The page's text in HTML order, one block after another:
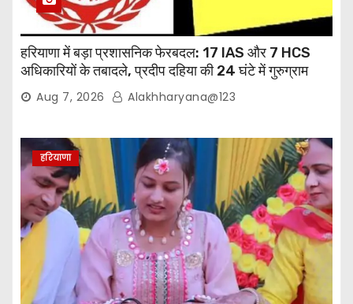
हरियाणा में बड़ा प्रशासनिक फेरबदल: 17 IAS और 7 HCS
अधिकारियों के तबादले, प्रदीप दहिया की 24 घंटे में गुरुग्राम
वापसीAug 7, 2026 Alakhharyana@123
हरियाणा